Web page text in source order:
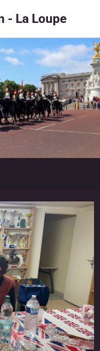
- La Loupe